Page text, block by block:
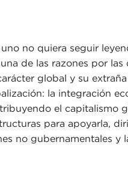
no quiera seguir
de las razones por
global y su
la integración
el
para apoyarla,
no gubernamentales